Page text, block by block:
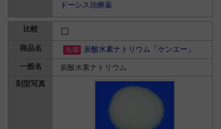
ドーシス治療薬
炭酸水素ナトリウム「ケンエー」
炭酸水素ナトリウム